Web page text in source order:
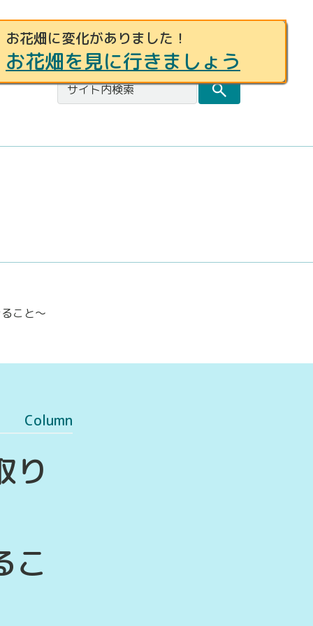
募集 お問合せ 都庁総合トップページ
お花畑に変化がありました！
お花畑を見に行きましょう
こと～
Column
り
こ